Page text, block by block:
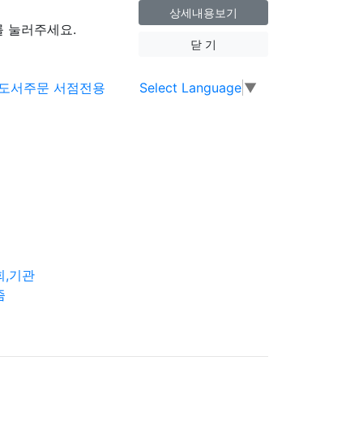
눌러주세요.
상세내용보기
닫 기
Select Language ▼
,기관